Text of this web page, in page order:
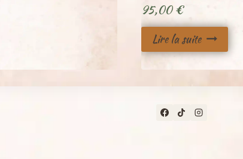
95,00€
Lire la suite